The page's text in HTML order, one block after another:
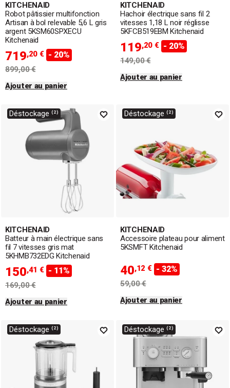
KITCHENAID
Robot pâtissier multifonction
Artisan à bol relevable 5,6 L gris
argent 5KSM60SPXECU
Kitchenaid
719,20 € - 20%
899,00 €
Ajouter au panier
KITCHENAID
Hachoir électrique sans fil 2
vitesses 1,18 L noir réglisse
5KFCB519EBM Kitchenaid
119,20 € - 20%
149,00 €
Ajouter au panier
Déstockage ⁽²⁾
KITCHENAID
Batteur à main électrique sans
fil 7 vitesses gris mat
5KHMB732EDG Kitchenaid
150,41 € - 11%
169,00 €
Ajouter au panier
Déstockage ⁽²⁾
KITCHENAID
Accessoire plateau pour aliment
5KSMFT Kitchenaid
40,12 € - 32%
59,00 €
Ajouter au panier
Déstockage ⁽²⁾ Déstockage ⁽²⁾